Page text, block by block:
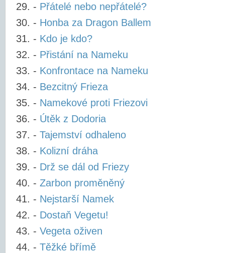
- Přátelé nebo nepřátelé?
- Honba za Dragon Ballem
- Kdo je kdo?
- Přistání na Nameku
- Konfrontace na Nameku
- Bezcitný Frieza
- Namekové proti Friezovi
- Útěk z Dodoria
- Tajemství odhaleno
- Kolizní dráha
- Drž se dál od Friezy
- Zarbon proměněný
- Nejstarší Namek
- Dostaň Vegetu!
- Vegeta oživen
- Těžké břímě